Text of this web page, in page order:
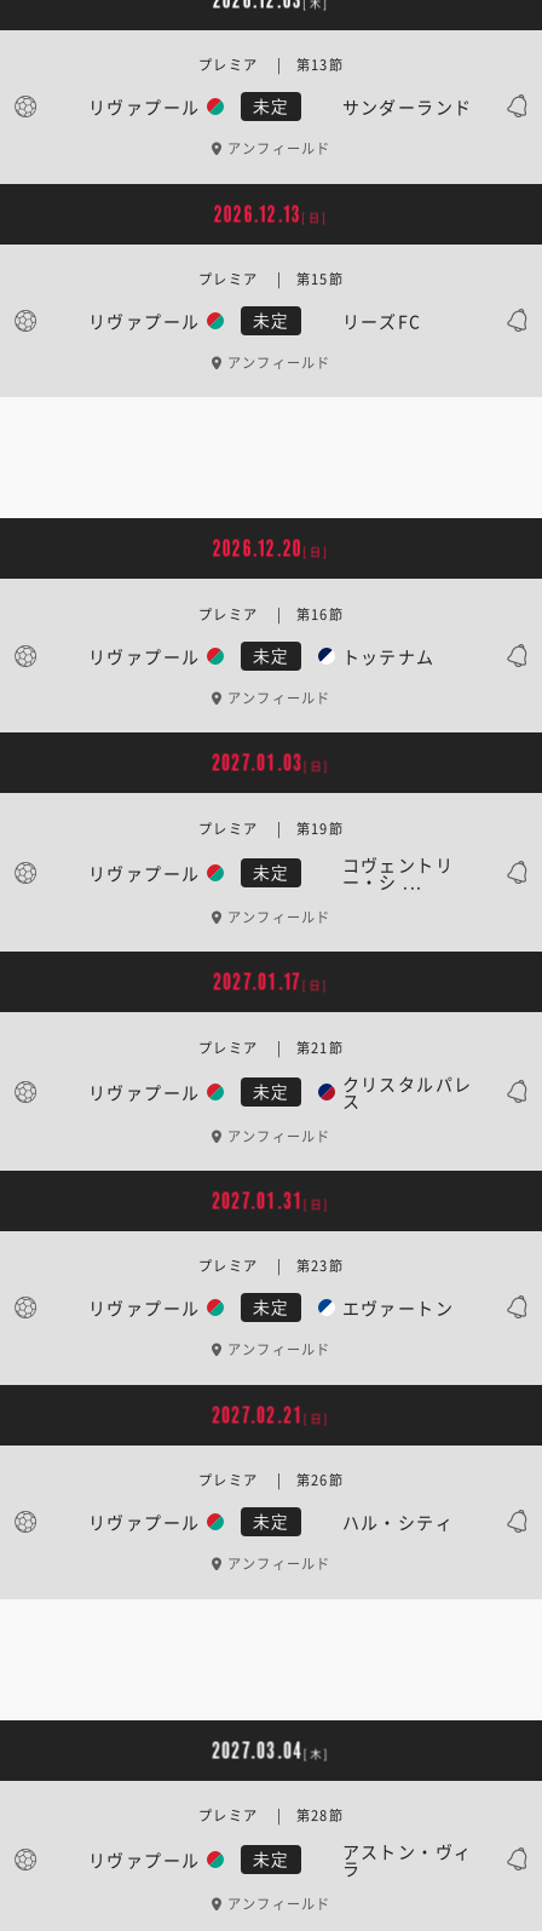
リヴァプール 未定 サンダーランド
プレミア | 第13節
アンフィールド
2026.12.13 [日]
リヴァプール 未定 リーズFC
プレミア | 第15節
アンフィールド
2026.12.20 [日]
リヴァプール 未定 トッテナム
プレミア | 第16節
アンフィールド
2027.01.03[日]
リヴァプール 未定 コヴェントリ
ー・シ ...
プレミア | 第19節
アンフィールド
2027.01.17[日]
リヴァプール 未定 クリスタルパレ
ス
プレミア | 第21節
アンフィールド
2027.01.31 [日]
リヴァプール 未定 エヴァートン
プレミア | 第23節
アンフィールド
2027.02.21 [日]
リヴァプール 未定 ハル・シティ
プレミア | 第26節
アンフィールド
2027.03.04[木]
リヴァプール 未定 アストン・ヴィ
ラ
プレミア | 第28節
アンフィールド